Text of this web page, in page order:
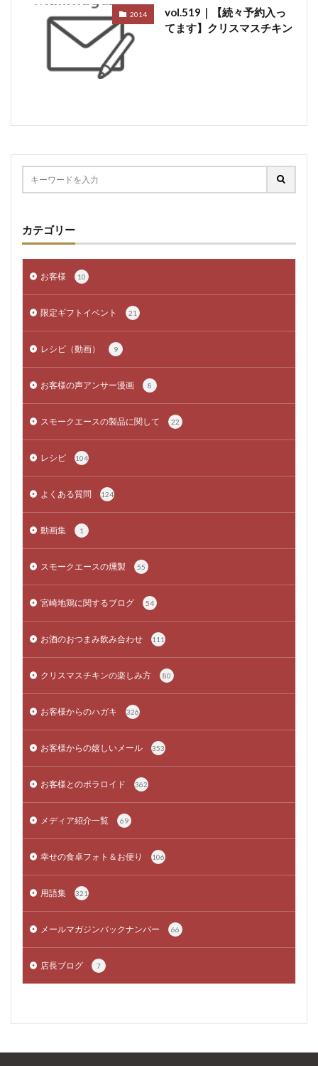
2014
vol.519｜【続々予約入っ
てます】クリスマスチキン
カテゴリー
お客様 10
限定ギフトイベント 21
レシピ（動画） 9
お客様の声アンサー漫画 8
スモークエースの製品に関して 22
レシピ 104
よくある質問 124
動画集 1
スモークエースの燻製 55
宮崎地鶏に関するブログ 54
お酒のおつまみ飲み合わせ 111
クリスマスチキンの楽しみ方 80
お客様からのハガキ 326
お客様からの嬉しいメール 353
お客様とのポラロイド 362
メディア紹介一覧 69
幸せの食卓フォト＆お便り 106
用語集 321
メールマガジンバックナンバー 66
店長ブログ 7